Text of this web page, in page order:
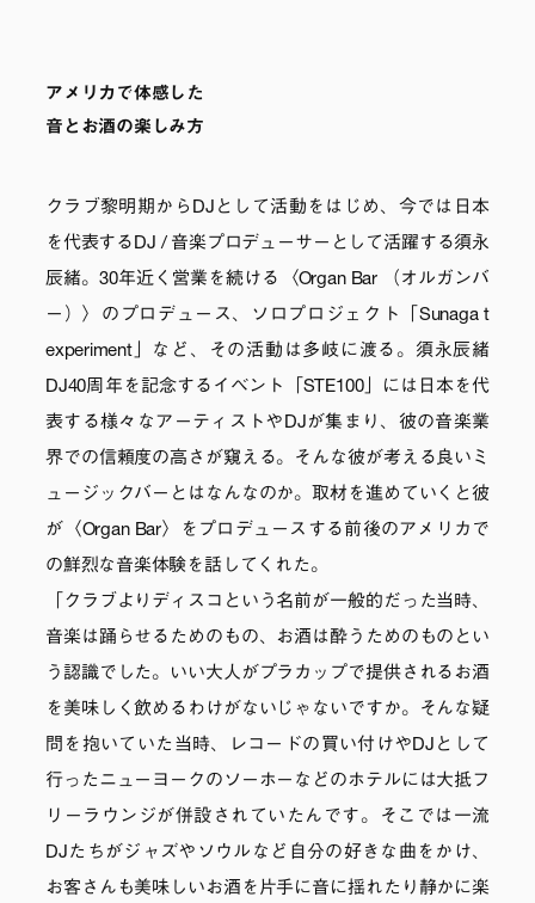
アメリカで体感した
音とお酒の楽しみ方
クラブ黎明期からDJとして活動をはじめ、今では日本
を代表するDJ / 音楽プロデューサーとして活躍する須永
辰緒。30年近く営業を続ける〈Organ Bar （オルガンバ
ー）〉のプロデュース、ソロプロジェクト「Sunaga t
experiment」など、その活動は多岐に渡る。須永辰緒
DJ40周年を記念するイベント「STE100」には日本を代
表する様々なアーティストやDJが集まり、彼の音楽業
界での信頼度の高さが窺える。そんな彼が考える良いミ
ュージックバーとはなんなのか。取材を進めていくと彼
が〈Organ Bar〉をプロデュースする前後のアメリカで
の鮮烈な音楽体験を話してくれた。
「クラブよりディスコという名前が一般的だった当時、
音楽は踊らせるためのもの、お酒は酔うためのものとい
う認識でした。いい大人がプラカップで提供されるお酒
を美味しく飲めるわけがないじゃないですか。そんな疑
問を抱いていた当時、レコードの買い付けやDJとして
行ったニューヨークのソーホーなどのホテルには大抵フ
リーラウンジが併設されていたんです。そこでは一流
DJたちがジャズやソウルなど自分の好きな曲をかけ、
お客さんも美味しいお酒を片手に音に揺れたり静かに楽